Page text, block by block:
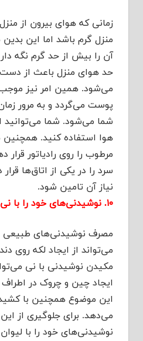
زمانی که هوای بیرون از
منزل گرم باشد اما این
آن را بیش از حد گرم نگه
حد هوای منزل باعث از
می‌شود. همین امر نیز
پوست می‌گردد و به مرور
شما می‌شود. شما می‌توانید
هوا استفاده کنید. همچنین
مرطوب را روی رادیاتور
سرد را در یکی از اتاق‌ها
نیاز آن تامین شود.
۱۰. نوشیدنی‌های خود را با نی می‌نوشید:
مصرف نوشیدنی‌های طبیعی و
می‌تواند از ایجاد لکه روی
مکیدن نوشیدنی با نی
ایجاد چین و چروک در
این موضوع همچنین با
می‌دهد. برای جلوگیری از
نوشیدنی‌های خود را با